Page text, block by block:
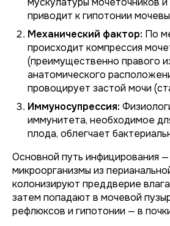
приводит к гипотонии
Механический фактор: По
происходит компрессия
(преимущественно правого
анатомического
провоцирует застой мочи
Иммуносупрессия:
иммунитета, необходимое
плода, облегчает
Основной путь инфицирования
микроорганизмы из
колонизируют преддверие
затем попадают в мочевой
рефлюксов и гипотонии — в